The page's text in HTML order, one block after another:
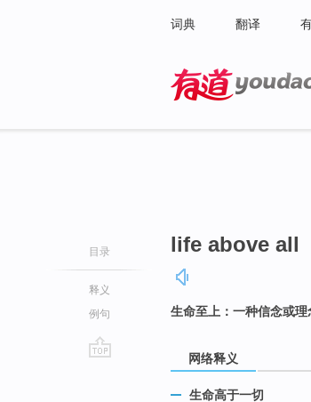
词典 翻译
目录
释义
例句
life above all
生命至上：一种信念或理
网络释义
生命高于一切